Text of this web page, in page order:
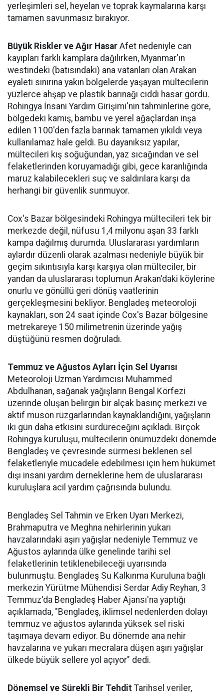
yerleşimleri sel, heyelan ve toprak kaymalarına karşı
tamamen savunmasız bırakıyor.
Büyük Riskler ve Ağır Hasar Afet nedeniyle can
kayıpları farklı kamplara dağılırken, Myanmar'ın
westindeki (batısındaki) ana vatanları olan Arakan
eyaleti sınırına yakın bölgelerde yaşayan mültecilerin
yüzlerce ahşap ve plastik barınağı ciddi hasar gördü.
Rohingya İnsani Yardım Girişimi'nin tahminlerine göre,
bölgedeki kamış, bambu ve yerel ağaçlardan inşa
edilen 1100'den fazla barınak tamamen yıkıldı veya
kullanılamaz hale geldi. Bu dayanıksız yapılar,
mültecileri kış soğuğundan, yaz sıcağından ve sel
felaketlerinden koruyamadığı gibi, gece karanlığında
maruz kalabilecekleri suç ve saldırılara karşı da
herhangi bir güvenlik sunmuyor.
Cox's Bazar bölgesindeki Rohingya mültecileri tek bir
merkezde değil, nüfusu 1,4 milyonu aşan 33 farklı
kampa dağılmış durumda. Uluslararası yardımların
aylardır düzenli olarak azalması nedeniyle büyük bir
geçim sıkıntısıyla karşı karşıya olan mülteciler, bir
yandan da uluslararası toplumun Arakan'daki köylerine
onurlu ve gönüllü geri dönüş vaatlerinin
gerçekleşmesini bekliyor. Bengladeş meteoroloji
kaynakları, son 24 saat içinde Cox's Bazar bölgesine
metrekareye 150 milimetrenin üzerinde yağış
düştüğünü resmen doğruladı.
Temmuz ve Ağustos Ayları İçin Sel Uyarısı
Meteoroloji Uzman Yardımcısı Muhammed
Abdulhanan, sağanak yağışların Bengal Körfezi
üzerinde oluşan belirgin bir alçak basınç merkezi ve
aktif muson rüzgarlarından kaynaklandığını, yağışların
iki gün daha etkisini sürdüreceğini açıkladı. Birçok
Rohingya kuruluşu, mültecilerin önümüzdeki dönemde
Bengladeş ve çevresinde sürmesi beklenen sel
felaketleriyle mücadele edebilmesi için hem hükümet
dışı insani yardım derneklerine hem de uluslararası
kuruluşlara acil yardım çağrısında bulundu.
Bengladeş Sel Tahmin ve Erken Uyarı Merkezi,
Brahmaputra ve Meghna nehirlerinin yukarı
havzalarındaki aşırı yağışlar nedeniyle Temmuz ve
Ağustos aylarında ülke genelinde tarihi sel
felaketlerinin tetiklenebileceği uyarısında
bulunmuştu. Bengladeş Su Kalkınma Kuruluna bağlı
merkezin Yürütme Mühendisi Serdar Adiy Reyhan, 3
Temmuz'da Bengladeş Haber Ajansı'na yaptığı
açıklamada, "Bengladeş, iklimsel nedenlerden dolayı
temmuz ve ağustos aylarında yüksek sel riski
taşımaya devam ediyor. Bu dönemde ana nehir
havzalarına ve yukarı mecralara düşen aşırı yağışlar
ülkede büyük sellere yol açıyor" dedi.
Dönemsel ve Sürekli Bir Tehdit Tarihsel veriler,